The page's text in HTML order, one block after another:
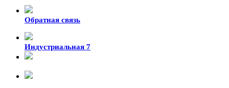
Обратная связь
Индустриальная 7